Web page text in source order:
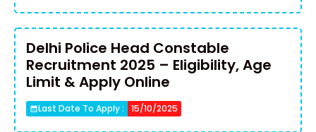
Delhi Police Head Constable
Recruitment 2025 – Eligibility, Age
Limit & Apply Online
Last Date To Apply : 15/10/2025